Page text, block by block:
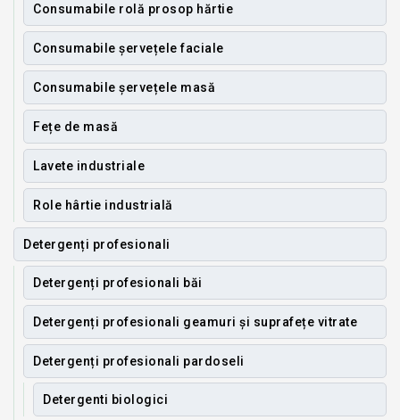
Consumabile rolă prosop hărtie
Consumabile șervețele faciale
Consumabile șervețele masă
Fețe de masă
Lavete industriale
Role hârtie industrială
Detergenți profesionali
Detergenți profesionali băi
Detergenți profesionali geamuri și suprafețe vitrate
Detergenți profesionali pardoseli
Detergenti biologici